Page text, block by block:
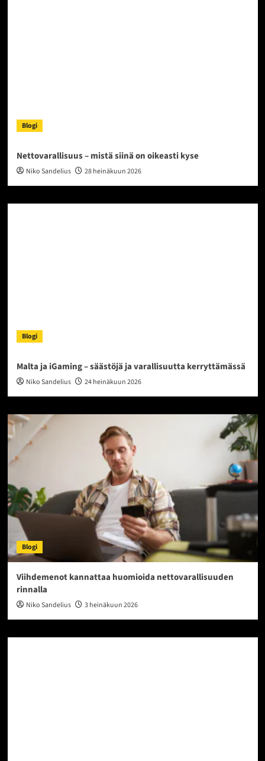
Blogi
Nettovarallisuus – mistä siinä on oikeasti kyse
Niko Sandelius 28 heinäkuun 2026
Blogi
Malta ja iGaming – säästöjä ja varallisuutta kerryttämässä
Niko Sandelius 24 heinäkuun 2026
Blogi
Viihdemenot kannattaa huomioida nettovarallisuuden
rinnalla
Niko Sandelius 3 heinäkuun 2026